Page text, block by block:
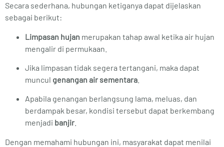
Secara sederhana, hubungan ketiganya dapat dijelaskan
sebagai berikut:
Limpasan hujan merupakan tahap awal ketika air hujan
mengalir di permukaan.
Jika limpasan tidak segera tertangani, maka dapat
muncul genangan air sementara
Apabila genangan berlangsung lama, meluas, dan
berdampak besar, kondisi tersebut dapat berkembang
menjadi banjir
Dengan memahami hubungan ini, masyarakat dapat menilai